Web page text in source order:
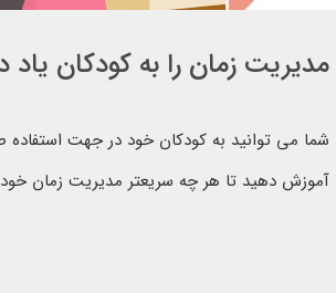
مدیریت زمان را به کودکان یاد
شما می توانید به کودکان خود در جهت
آموزش دهید تا هر چه سریعتر مدیریت زمان